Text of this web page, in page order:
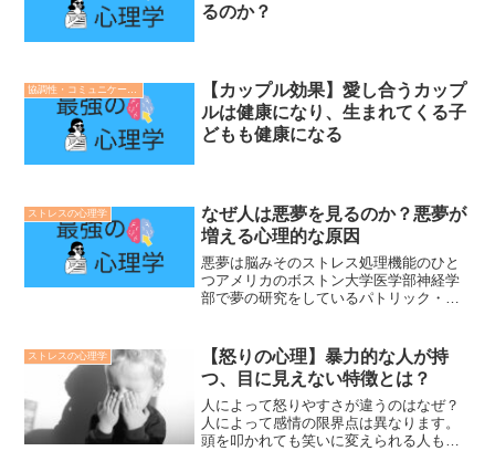
るのか？
協調性・コミュニケーション・人間関係の心理学
【カップル効果】愛し合うカップ
ルは健康になり、生まれてくる子
どもも健康になる
ストレスの心理学
なぜ人は悪夢を見るのか？悪夢が
増える心理的な原因
悪夢は脳みそのストレス処理機能のひと
つアメリカのボストン大学医学部神経学
部で夢の研究をしているパトリック・マ
がわかっています。私たちは激しい感
情、特に否定的な感情を感じ...
ストレスの心理学
【怒りの心理】暴力的な人が持
つ、目に見えない特徴とは？
人によって怒りやすさが違うのはなぜ？
人によって感情の限界点は異なります。
頭を叩かれても笑いに変えられる人もい